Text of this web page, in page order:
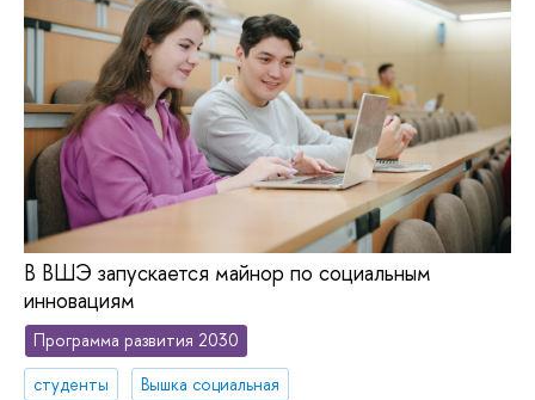
В ВШЭ запускается майнор по социальным
инновациям
Программа развития 2030
студенты
Вышка социальная